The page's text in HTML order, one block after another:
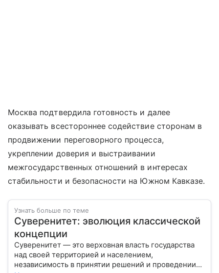
Москва подтвердила готовность и далее
оказывать всестороннее содействие сторонам в
продвижении переговорного процесса,
укреплении доверия и выстраивании
межгосударственных отношений в интересах
стабильности и безопасности на Южном Кавказе.
Узнать больше по теме
Суверенитет: эволюция классической
концепции
Суверенитет — это верховная власть государства
над своей территорией и населением,
независимость в принятии решений и проведении